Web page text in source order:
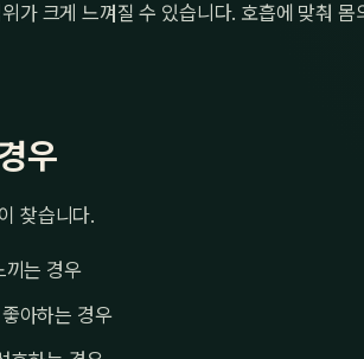
가 크게 느껴질 수 있습니다. 호흡에 맞춰 몸
우
찾습니다.
끼는 경우
아하는 경우